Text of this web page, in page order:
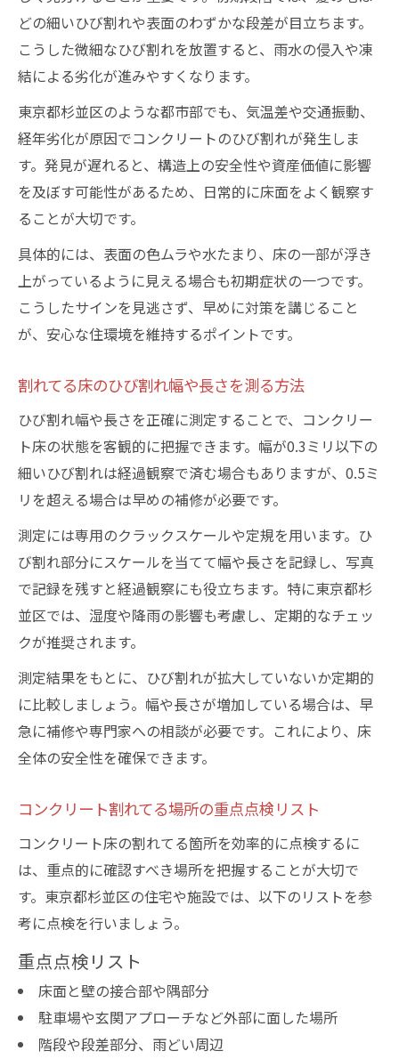
どの細いひび割れや表面のわずかな段差が目立ちます。
こうした微細なひび割れを放置すると、雨水の侵入や凍
結による劣化が進みやすくなります。
東京都杉並区のような都市部でも、気温差や交通振動、
経年劣化が原因でコンクリートのひび割れが発生しま
す。発見が遅れると、構造上の安全性や資産価値に影響
を及ぼす可能性があるため、日常的に床面をよく観察す
ることが大切です。
具体的には、表面の色ムラや水たまり、床の一部が浮き
上がっているように見える場合も初期症状の一つです。
こうしたサインを見逃さず、早めに対策を講じること
が、安心な住環境を維持するポイントです。
割れてる床のひび割れ幅や長さを測る方法
ひび割れ幅や長さを正確に測定することで、コンクリー
ト床の状態を客観的に把握できます。幅が0.3ミリ以下の
細いひび割れは経過観察で済む場合もありますが、0.5ミ
リを超える場合は早めの補修が必要です。
測定には専用のクラックスケールや定規を用います。ひ
び割れ部分にスケールを当てて幅や長さを記録し、写真
で記録を残すと経過観察にも役立ちます。特に東京都杉
並区では、湿度や降雨の影響も考慮し、定期的なチェッ
クが推奨されます。
測定結果をもとに、ひび割れが拡大していないか定期的
に比較しましょう。幅や長さが増加している場合は、早
急に補修や専門家への相談が必要です。これにより、床
全体の安全性を確保できます。
コンクリート割れてる場所の重点点検リスト
コンクリート床の割れてる箇所を効率的に点検するに
は、重点的に確認すべき場所を把握することが大切で
す。東京都杉並区の住宅や施設では、以下のリストを参
考に点検を行いましょう。
重点点検リスト
床面と壁の接合部や隅部分
駐車場や玄関アプローチなど外部に面した場所
階段や段差部分、雨どい周辺